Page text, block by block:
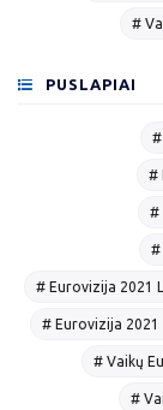
#
PUSLAPIAI
#
#
#
#
# Eurovizija 2021
# Eurovizija
# Vaikų
#